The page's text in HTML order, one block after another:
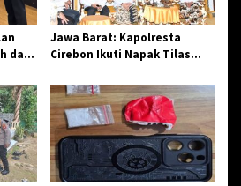
dan
Jawa Barat: Kapolresta
Cirebon Ikuti Napak Tilas
Sinergi dan Pelestarian
Sejarah